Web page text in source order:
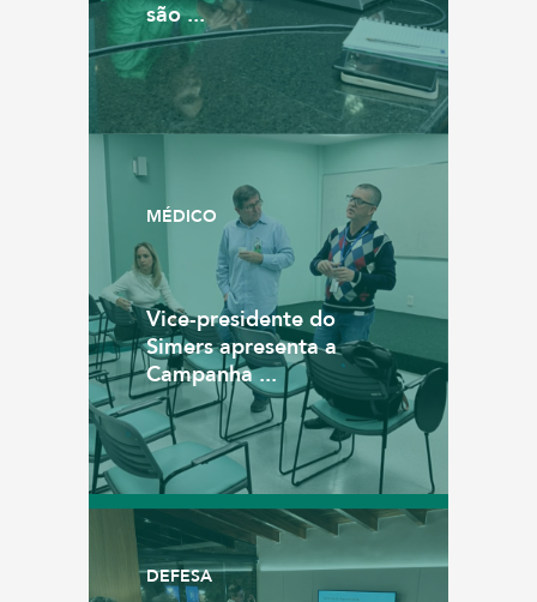
são ...
MÉDICO
Vice-presidente do
Simers apresenta a
Campanha ...
DEFESA